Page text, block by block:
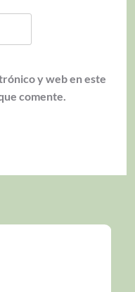
y web en este
comente.